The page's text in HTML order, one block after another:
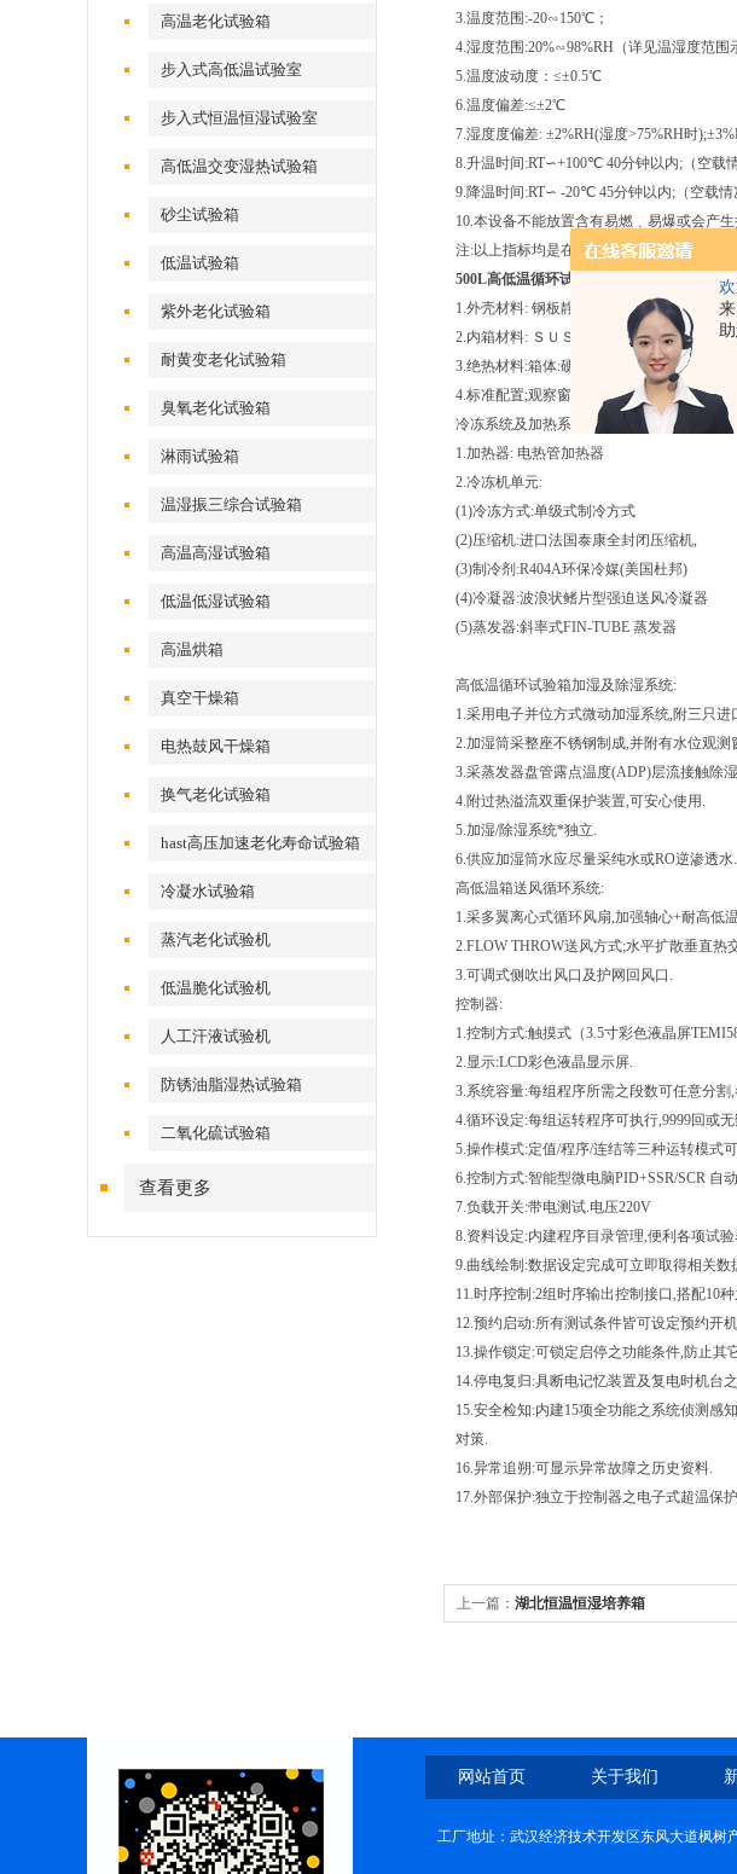
欢
高温老化试验箱
步入式高低温试验室
步入式恒温恒湿试验室
高低温交变湿热试验箱
砂尘试验箱
低温试验箱
紫外老化试验箱
耐黄变老化试验箱
臭氧老化试验箱
淋雨试验箱
温湿振三综合试验箱
高温高湿试验箱
低温低湿试验箱
高温烘箱
真空干燥箱
电热鼓风干燥箱
换气老化试验箱
hast高压加速老化寿命试验箱
冷凝水试验箱
蒸汽老化试验机
低温脆化试验机
人工汗液试验机
防锈油脂湿热试验箱
二氧化硫试验箱
查看更多
3.温度范围:-20∽150℃；
4.湿度范围:20%∽98%RH（详见温湿度范围
5.温度波动度：≤±0.5℃
6.温度偏差:≤±2℃
7.湿度度偏差: ±2%RH(湿度>75%RH时
8.升温时间:RT∽+100℃ 40分钟以内;（空载情
9.降温时间:RT∽ -20℃ 45分钟以内;（空载情
10.本设备不能放置含有易燃﹑易爆或会产
注:以上指标均是在室温为+25℃,无试样条件
500L高低温循环试验箱
1.外壳材料: 钢板静电喷涂表面处理。
2.内箱材料: ＳＵＳ＃３０４耐热耐寒镜面不
3.绝热材料:箱体:硬质聚胺脂泡沫+玻璃纤维;
4.标准配置;观察窗1个(透明电热膜中空玻璃
冷冻系统及加热系统:
1.加热器: 电热管加热器
2.冷冻机单元:
(1)冷冻方式:单级式制冷方式
(2)压缩机:进口法国泰康全封闭压缩机,
(3)制冷剂:R404A环保冷媒(美国杜邦)
(4)冷凝器:波浪状鳍片型强迫送风冷凝器
(5)蒸发器:斜率式FIN-TUBE 蒸发器
高低温循环试验箱加湿及除湿系统:
1.采用电子并位方式微动加湿系统,附三只
2.加湿筒采整座不锈钢制成,并附有水位观测
3.采蒸发器盘管露点温度(ADP)层流接触除
4.附过热溢流双重保护装置,可安心使用.
5.加湿/除湿系统*独立.
6.供应加湿筒水应尽量采纯水或RO逆渗透水.
高低温箱送风循环系统:
1.采多翼离心式循环风扇,加强轴心+耐高低
2.FLOW THROW送风方式;水平扩散垂直热
3.可调式侧吹出风口及护网回风口.
控制器:
1.控制方式:触摸式（3.5寸彩色液晶屏
2.显示:LCD彩色液晶显示屏.
3.系统容量:每组程序所需之段数可任意分
4.循环设定:每组运转程序可执行,9999回或
5.操作模式:定值/程序/连结等三种运转模式
6.控制方式:智能型微电脑PID+SSR/SCR 自
7.负载开关:带电测试.电压220V
8.资料设定:内建程序目录管理,便利各项试
9.曲线绘制:数据设定完成可立即取得相关
11.时序控制:2组时序输出控制接口,搭配10
12.预约启动:所有测试条件皆可设定预约开
13.操作锁定:可锁定启停之功能条件,防止其
14.停电复归:具断电记忆装置及复电时机台
15.安全检知:内建15项全功能之系统侦测
对策.
16.异常追朔:可显示异常故障之历史资料.
17.外部保护:独立于控制器之电子式超温保
上一篇： 湖北恒温恒湿培养箱
网站首页 关于我们
工厂地址：武汉经济技术开发区东风大道枫树